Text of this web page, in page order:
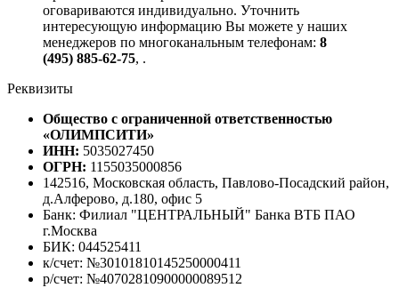
оговариваются индивидуально. Уточнить
интересующую информацию Вы можете у наших
менеджеров по многоканальным телефонам: 8
(495) 885-62-75, .
Реквизиты
Общество с ограниченной ответственностью
«ОЛИМПСИТИ»
ИНН: 5035027450
ОГРН: 1155035000856
142516, Московская область, Павлово-Посадский район,
д.Алферово, д.180, офис 5
Банк: Филиал "ЦЕНТРАЛЬНЫЙ" Банка ВТБ ПАО
г.Москва
БИК: 044525411
к/счет: №30101810145250000411
р/счет: №40702810900000089512